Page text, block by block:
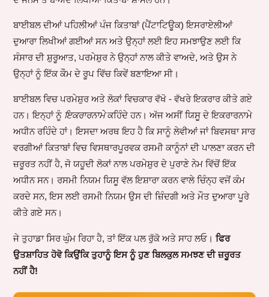
ਬਾਈਬਲ ਦੀਆਂ ਪਹਿਲੀਆਂ ਪੰਜ ਕਿਤਾਬਾਂ (ਪੈਂਟਾਟਿਊਕ) ਇਸਰਾਏਲੀਆਂ
ਦੁਆਰਾ ਲਿਖੀਆਂ ਗਈਆਂ ਸਨ ਅਤੇ ਉਨ੍ਹਾਂ ਲਈ ਇਹ ਸਮਝਾਉਣ ਲਈ ਕਿ
ਸੰਸਾਰ ਦੀ ਸ਼ੁਰੂਆਤ, ਪਰਮੇਸ਼ੁਰ ਨੇ ਉਨ੍ਹਾਂ ਨਾਲ ਕੀਤੇ ਵਾਅਦੇ, ਅਤੇ ਉਸ ਨੇ
ਉਨ੍ਹਾਂ ਨੂੰ ਇੱਕ ਕੌਮ ਦੇ ਰੂਪ ਵਿੱਚ ਕਿਵੇਂ ਬਣਾਇਆ ਸੀ।
ਬਾਈਬਲ ਵਿਚ ਪਰਮੇਸ਼ੁਰ ਅਤੇ ਲੋਕਾਂ ਵਿਚਕਾਰ ਵੱਖੋ - ਵੱਖਰੇ ਇਕਰਾਰ ਕੀਤੇ ਗਏ
ਹਨ। ਇਨ੍ਹਾਂ ਨੂੰ ਇਕਰਾਰਨਾਮੇਕਹਿੰਦੇ ਹਨ। ਅੱਜ ਅਸੀਂ ਯਿਸੂ ਦੇ ਇਕਰਾਰਨਾਮੇ
ਅਧੀਨ ਰਹਿੰਦੇ ਹਾਂ। ਇਸਦਾ ਅਰਥ ਇਹ ਹੈ ਕਿ ਸਾਨੂੰ ਲੇਵੀਆਂ ਜਾਂ ਬਿਵਸਥਾ ਸਾਰ
ਵਰਗੀਆਂ ਕਿਤਾਬਾਂ ਵਿਚ ਵਿਸਥਾਰਪੂਰਵਕ ਰਸਮੀ ਕਾਨੂੰਨਾਂ ਦੀ ਪਾਲਣਾ ਕਰਨ ਦੀ
ਜ਼ਰੂਰਤ ਨਹੀਂ ਹੈ, ਜੋ ਯਹੂਦੀ ਲੋਕਾਂ ਨਾਲ ਪਰਮੇਸ਼ੁਰ ਦੇ ਪੁਰਾਣੇ ਨੇਮ ਵਿੱਚੋਂ ਇੱਕ
ਅਧੀਨ ਸਨ। ਰਸਮੀ ਨਿਯਮ ਯਿਸੂ ਵੱਲ ਇਸ਼ਾਰਾ ਕਰਨ ਵਾਲੇ ਚਿੰਨ੍ਹ ਵਜੋਂ ਕੰਮ
ਕਰਦੇ ਸਨ, ਇਸ ਲਈ ਰਸਮੀ ਨਿਯਮ ਉਸ ਦੀ ਜ਼ਿੰਦਗੀ ਅਤੇ ਮੌਤ ਦੁਆਰਾ ਪੂਰੇ
ਕੀਤੇ ਗਏ ਸਨ।
ਜੇ ਤੁਹਾਡਾ ਸਿਰ ਘੁੰਮ ਰਿਹਾ ਹੈ, ਤਾਂ ਇੱਕ ਪਲ ਰੁੱਕੋ ਅਤੇ ਸਾਹ ਲਓ।ਫਿਰ
ਉਤਸ਼ਾਹਿਤ ਹੋਵੋ ਕਿਉਂਕਿ ਤੁਹਾਨੂੰ ਇਸ ਨੂੰ ਹੁਣ ਬਿਲਕੁਲ ਸਮਝਣ ਦੀ ਜ਼ਰੂਰਤ
ਨਹੀਂ ਹੈ!